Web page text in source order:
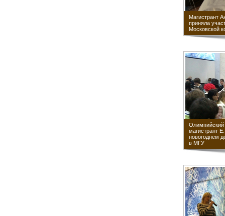
Магистрант
приняла
Московской
Олимпийский
магистрант
новогоднем
в МГУ